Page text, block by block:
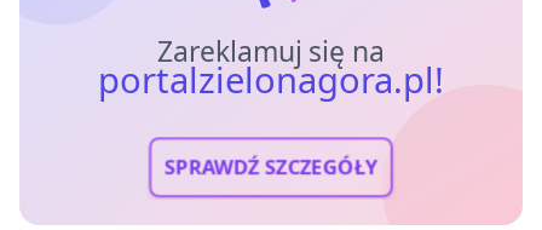
Zareklamuj się na
portalzielonagora.pl!
SPRAWDŹ SZCZEGÓŁY